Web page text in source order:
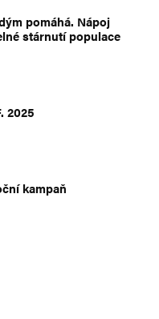
pomáhá. Nápoj
stárnutí populace
2025
kampaň